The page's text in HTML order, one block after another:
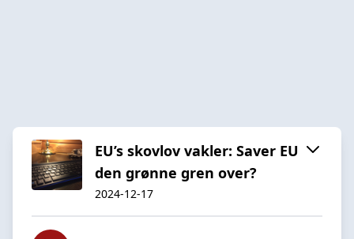
EU’s skovlov vakler: Saver EU
den grønne gren over?
2024-12-17